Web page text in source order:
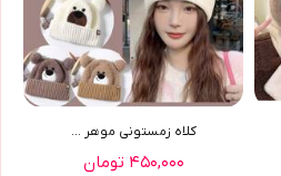
کلاه زمستوني موهر ...
۴۵۰,۰۰۰ تومان